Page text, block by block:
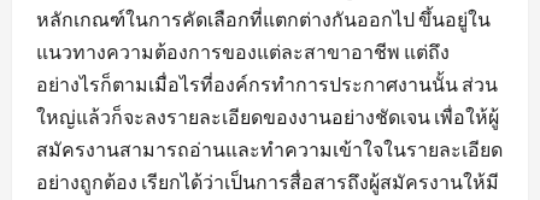
หลักเกณฑ์ในการคัดเลือกที่แตกต่างกันออกไป ขึ้นอยู่ใน
แนวทางความต้องการของแต่ละสาขาอาชีพ แต่ถึง
อย่างไรก็ตามเมื่อไรที่องค์กรทำการประกาศงานนั้น ส่วน
ใหญ่แล้วก็จะลงรายละเอียดของงานอย่างชัดเจน เพื่อให้ผู้
สมัครงานสามารถอ่านและทำความเข้าใจในรายละเอียด
อย่างถูกต้อง เรียกได้ว่าเป็นการสื่อสารถึงผู้สมัครงานให้มี